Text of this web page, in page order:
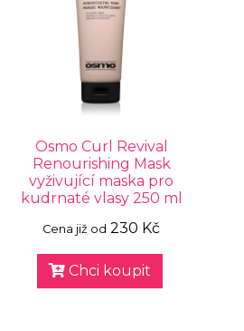
Osmo Curl Revival
Renourishing Mask
vyživující maska pro
kudrnaté vlasy 250 ml
Cena již od 230 Kč
Chci koupit